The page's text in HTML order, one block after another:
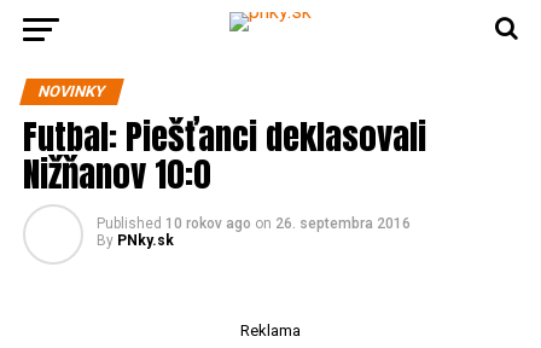
NOVINKY
Futbal: Piešťanci deklasovali
Nižňanov 10:0
Published 10 rokov ago on 26. septembra 2016
By PNky.sk
Reklama